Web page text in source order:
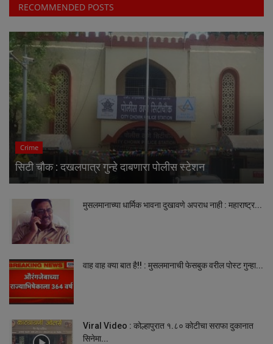
RECOMMENDED POSTS
Crime
सिटी चौक : दखलपात्र गुन्हे दाबणारा पोलीस स्टेशन
मुसलमानाच्या धार्मिक भावना दुखावणे अपराध नाही : महाराष्ट्र...
वाह वाह क्या बात है!! : मुसलमानाची फेसबुक वरील पोस्ट गुन्हा...
Viral Video : कोल्हापुरात १.८० कोटीचा सराफा दुकानात
सिनेमा...